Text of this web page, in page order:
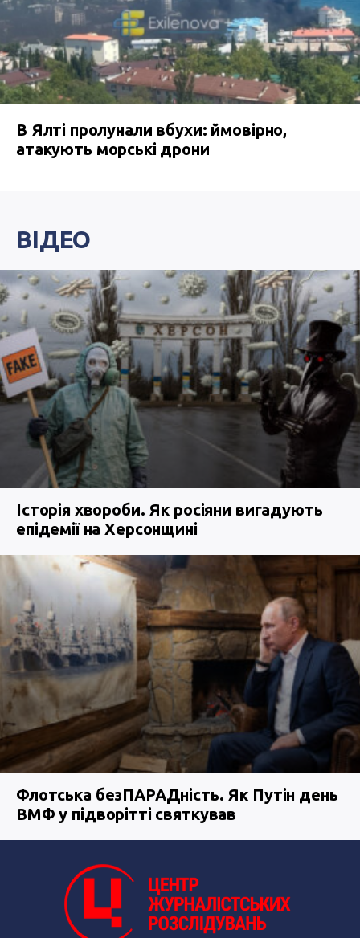
В Ялті пролунали вбухи: ймовірно,
атакують морські дрони
ВІДЕО
Історія хвороби. Як росіяни вигадують
епідемії на Херсонщині
Флотська безПАРАДність. Як Путін день
ВМФ у підворітті святкував